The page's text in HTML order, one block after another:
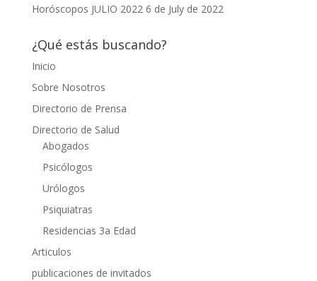
Horóscopos JULIO 2022 6 de July de 2022
¿Qué estás buscando?
Inicio
Sobre Nosotros
Directorio de Prensa
Directorio de Salud
Abogados
Psicólogos
Urólogos
Psiquiatras
Residencias 3a Edad
Articulos
publicaciones de invitados